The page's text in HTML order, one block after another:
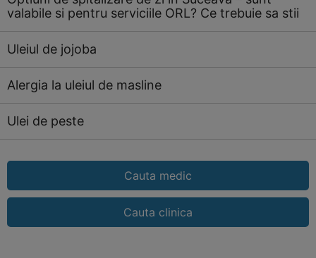
valabile si pentru serviciile ORL? Ce trebuie sa stii
Uleiul de jojoba
Alergia la uleiul de masline
Ulei de peste
Cauta medic
Cauta clinica